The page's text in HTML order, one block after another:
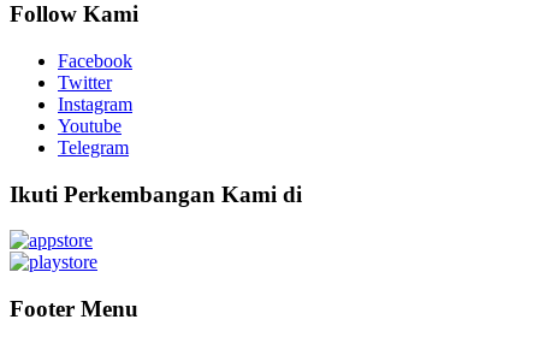
Follow Kami
Facebook
Twitter
Instagram
Youtube
Telegram
Ikuti Perkembangan Kami di
Footer Menu